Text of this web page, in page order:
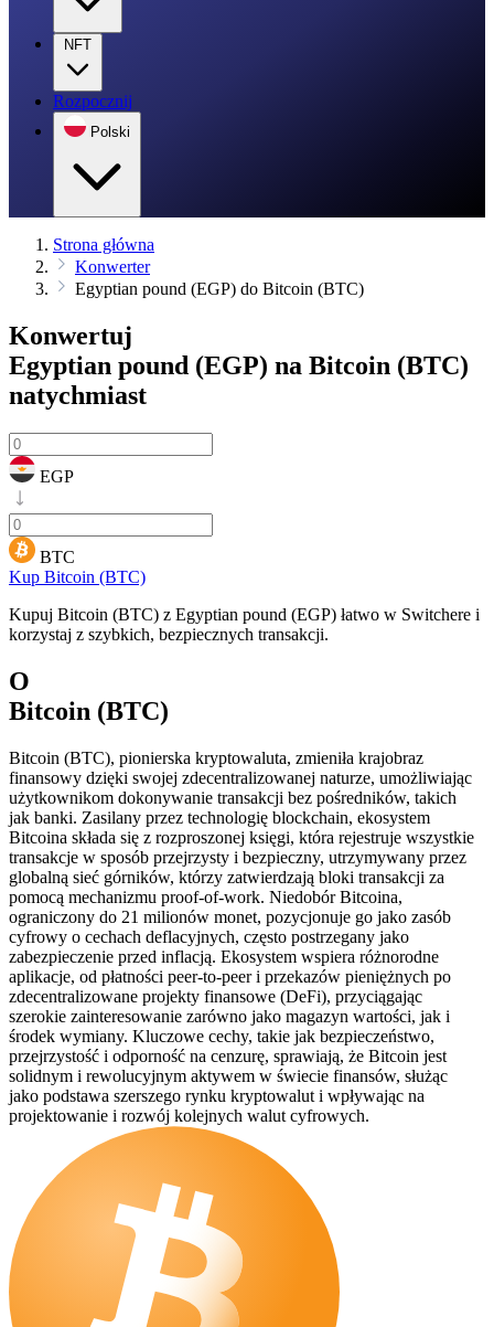
NFT
Rozpocznij
Polski
Strona główna
Konwerter
Egyptian pound (EGP) do Bitcoin (BTC)
Konwertuj
Egyptian pound (EGP) na Bitcoin (BTC)
natychmiast
EGP
BTC
Kup Bitcoin (BTC)
Kupuj Bitcoin (BTC) z Egyptian pound (EGP) łatwo w Switchere i
korzystaj z szybkich, bezpiecznych transakcji.
O
Bitcoin (BTC)
Bitcoin (BTC), pionierska kryptowaluta, zmieniła krajobraz
finansowy dzięki swojej zdecentralizowanej naturze, umożliwiając
użytkownikom dokonywanie transakcji bez pośredników, takich
jak banki. Zasilany przez technologię blockchain, ekosystem
Bitcoina składa się z rozproszonej księgi, która rejestruje wszystkie
transakcje w sposób przejrzysty i bezpieczny, utrzymywany przez
globalną sieć górników, którzy zatwierdzają bloki transakcji za
pomocą mechanizmu proof-of-work. Niedobór Bitcoina,
ograniczony do 21 milionów monet, pozycjonuje go jako zasób
cyfrowy o cechach deflacyjnych, często postrzegany jako
zabezpieczenie przed inflacją. Ekosystem wspiera różnorodne
aplikacje, od płatności peer-to-peer i przekazów pieniężnych po
zdecentralizowane projekty finansowe (DeFi), przyciągając
szerokie zainteresowanie zarówno jako magazyn wartości, jak i
środek wymiany. Kluczowe cechy, takie jak bezpieczeństwo,
przejrzystość i odporność na cenzurę, sprawiają, że Bitcoin jest
solidnym i rewolucyjnym aktywem w świecie finansów, służąc
jako podstawa szerszego rynku kryptowalut i wpływając na
projektowanie i rozwój kolejnych walut cyfrowych.